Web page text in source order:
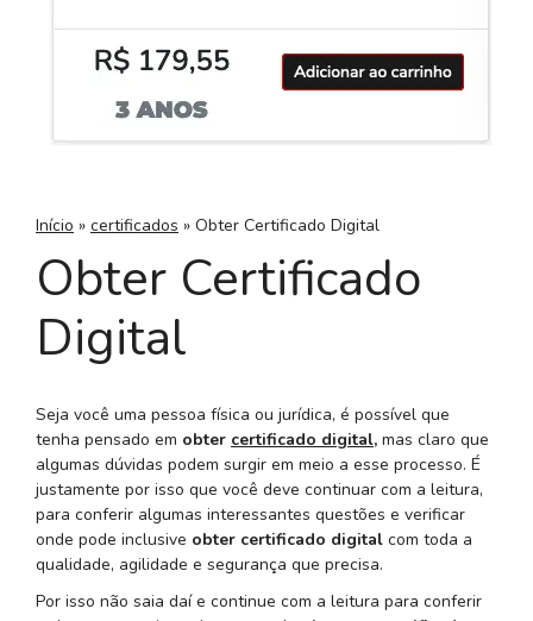
Início » certificados » Obter Certificado Digital
Obter Certificado
Digital
Seja você uma pessoa física ou jurídica, é possível que
tenha pensado em obter certificado digital, mas claro que
algumas dúvidas podem surgir em meio a esse processo. É
justamente por isso que você deve continuar com a leitura,
para conferir algumas interessantes questões e verificar
onde pode inclusive obter certificado digital com toda a
qualidade, agilidade e segurança que precisa.
Por isso não saia daí e continue com a leitura para conferir